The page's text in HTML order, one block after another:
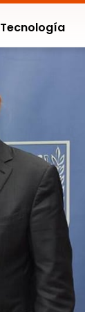
Tecnología